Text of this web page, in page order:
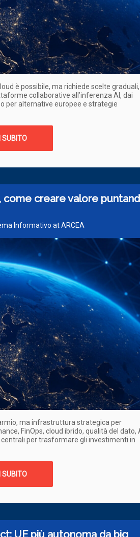
è possibile, ma richiede scelte graduali,
collaborative all’inferenza AI, dai
per alternative europee e strategie
SUBITO
creare valore
Informativo at ARCEA
ma infrastruttura strategica per
FinOps, cloud ibrido, qualità del dato,
per trasformare gli investimenti in
SUBITO
UE più autonoma da big